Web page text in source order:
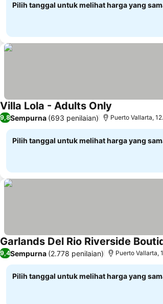
Pilih tanggal untuk melihat harga yang
Villa Lola - Adults Only
9,8Sempurna (693 penilaian) Puerto Vallarta,
Pilih tanggal untuk melihat harga yang
Garlands Del Rio Riverside
9,4Sempurna (2.778 penilaian) Puerto Vallarta,
Pilih tanggal untuk melihat harga yang